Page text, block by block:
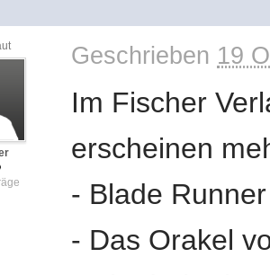
Geschrieben 19
Im Fischer
erscheinen
- Blade
- Das Orakel